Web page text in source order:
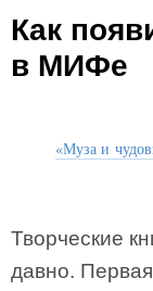
Как
в МИФе
«Муза и
Творческие
давно. Первая